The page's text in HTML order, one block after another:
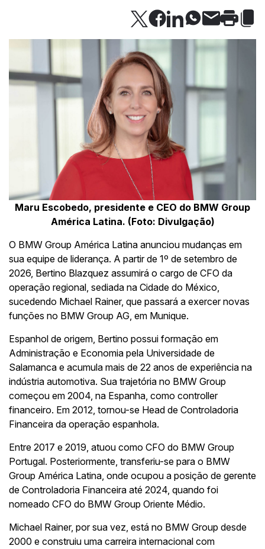
Maru Escobedo, presidente e CEO do BMW Group
América Latina. (Foto: Divulgação)
O BMW Group América Latina anunciou mudanças em
sua equipe de liderança. A partir de 1º de setembro de
2026, Bertino Blazquez assumirá o cargo de CFO da
operação regional, sediada na Cidade do México,
sucedendo Michael Rainer, que passará a exercer novas
funções no BMW Group AG, em Munique.
Espanhol de origem, Bertino possui formação em
Administração e Economia pela Universidade de
Salamanca e acumula mais de 22 anos de experiência na
indústria automotiva. Sua trajetória no BMW Group
começou em 2004, na Espanha, como controller
financeiro. Em 2012, tornou-se Head de Controladoria
Financeira da operação espanhola.
Entre 2017 e 2019, atuou como CFO do BMW Group
Portugal. Posteriormente, transferiu-se para o BMW
Group América Latina, onde ocupou a posição de gerente
de Controladoria Financeira até 2024, quando foi
nomeado CFO do BMW Group Oriente Médio.
Michael Rainer, por sua vez, está no BMW Group desde
2000 e construiu uma carreira internacional com